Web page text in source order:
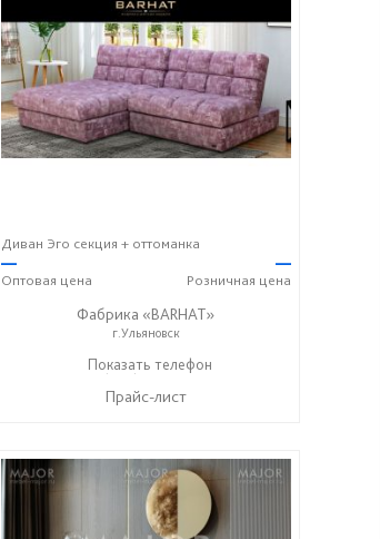
Диван Эго секция + оттоманка
—
Оптовая цена
—
Розничная цена
Фабрика «BARHAT»
г.Ульяновск
+7 (996) 219-29-77
Показать телефон
Прайс-лист